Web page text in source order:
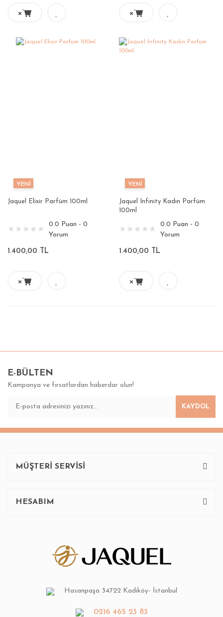
YENİ
Jaquel Elixir Parfüm 100ml
0.0 Puan - 0
Yorum
1.400,00 TL
YENİ
Jaquel Infinity Kadın Parfüm
100ml
0.0 Puan - 0
Yorum
1.400,00 TL
E-BÜLTEN
Kampanya ve fırsatlardan haberdar olun!
KAYDOL
Hasanpaşa 34722 Kadıköy- İstanbul
0216 465 23 83
MÜŞTERİ SERVİSİ
HESABIM